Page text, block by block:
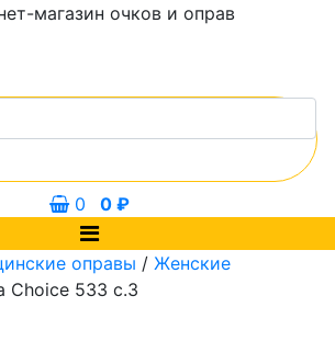
магазин очков и оправ
0 0 ₽
оправы / Женские
Choice 533 с.3